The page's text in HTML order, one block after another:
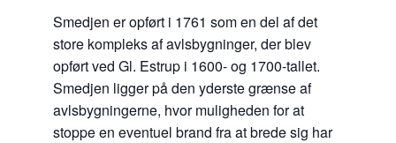
Smedjen er opført i 1761 som en del af det
store kompleks af avlsbygninger, der blev
opført ved Gl. Estrup i 1600- og 1700-tallet.
Smedjen ligger på den yderste grænse af
avlsbygningerne, hvor muligheden for at
stoppe en eventuel brand fra at brede sig har